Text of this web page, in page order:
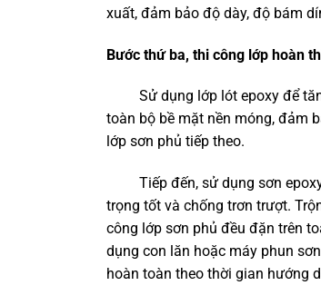
xuất, đảm bảo độ dày, độ bám
Bước thứ ba, thi công lớp hoàn
Sử dụng lớp lót epoxy để
toàn bộ bề mặt nền móng, đảm
lớp sơn phủ tiếp theo.
Tiếp đến, sử dụng sơn epoxy
trọng tốt và chống trơn trượt.
công lớp sơn phủ đều đặn trên
dụng con lăn hoặc máy phun
hoàn toàn theo thời gian hướng